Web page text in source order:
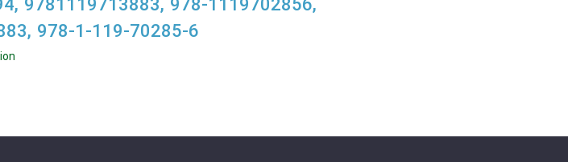
9781119713883, 978-1119702856,
978-1-119-70285-6